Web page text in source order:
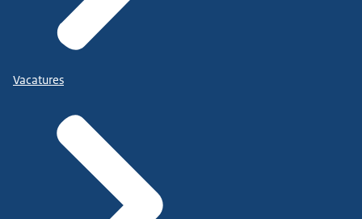
Vacatures